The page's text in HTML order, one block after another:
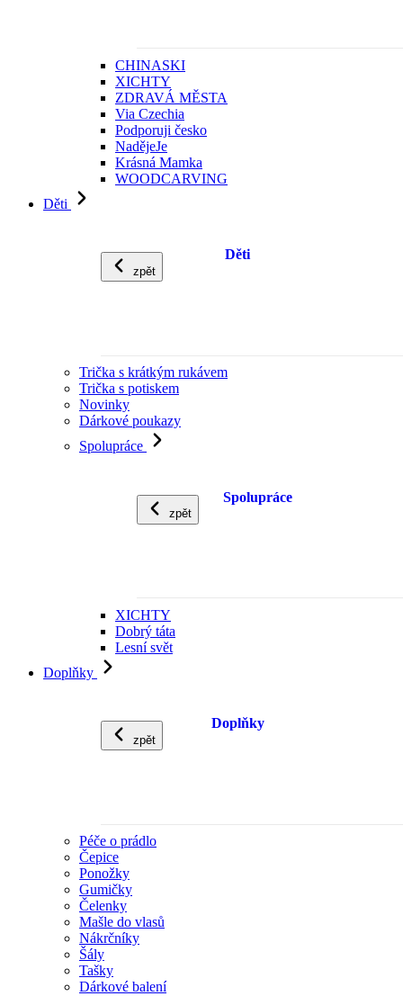
CHINASKI
XICHTY
ZDRAVÁ MĚSTA
Via Czechia
Podporuji česko
NadějeJe
Krásná Mamka
WOODCARVING
Děti
zpět
Děti
Trička s krátkým rukávem
Trička s potiskem
Novinky
Dárkové poukazy
Spolupráce
zpět
Spolupráce
XICHTY
Dobrý táta
Lesní svět
Doplňky
zpět
Doplňky
Péče o prádlo
Čepice
Ponožky
Gumičky
Čelenky
Mašle do vlasů
Nákrčníky
Šály
Tašky
Dárkové balení